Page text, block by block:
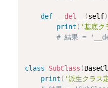
def __del__ (self)
print ( '基底ク
# 結果 =
class SubClass (
print ( '派生クラス